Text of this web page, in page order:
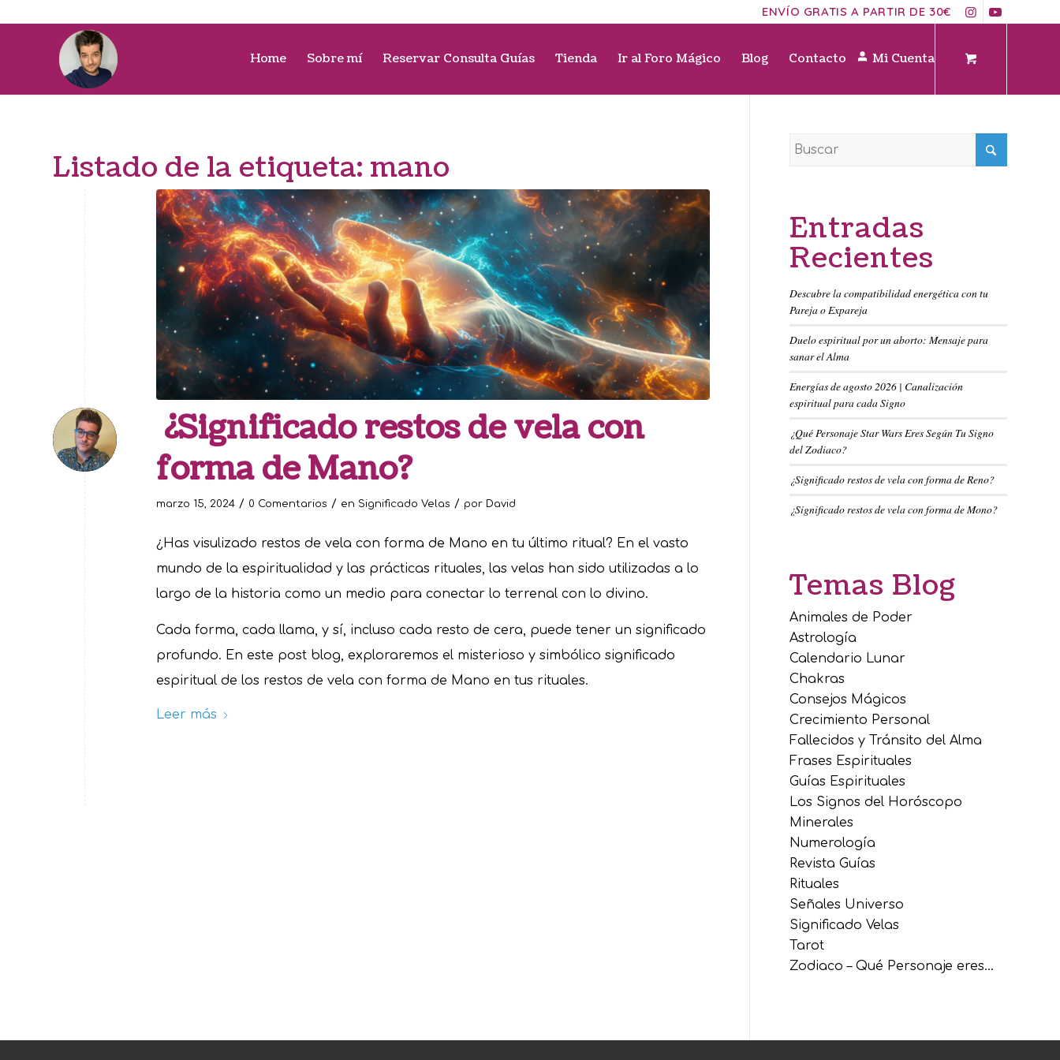
ENVÍO GRATIS A PARTIR DE 30€
Home Sobre mí Reservar Consulta Guías Tienda Ir al Foro Mágico Blog Contacto Mi Cuenta
Listado de la etiqueta: mano
¿Significado restos de vela con
forma de Mano?
marzo 15, 2024 / 0 Comentarios / en Significado Velas / por David
¿Has visulizado restos de vela con forma de Mano en tu último ritual? En el vasto
mundo de la espiritualidad y las prácticas rituales, las velas han sido utilizadas a lo
largo de la historia como un medio para conectar lo terrenal con lo divino.
Cada forma, cada llama, y sí, incluso cada resto de cera, puede tener un significado
profundo. En este post blog, exploraremos el misterioso y simbólico significado
espiritual de los restos de vela con forma de Mano en tus rituales.
Leer más
Entradas
Recientes
Descubre la compatibilidad energética con tu
Pareja o Expareja
Duelo espiritual por un aborto: Mensaje para
sanar el Alma
Energías de agosto 2026 | Canalización
espiritual para cada Signo
¿Qué Personaje Star Wars Eres Según Tu Signo
del Zodiaco?
¿Significado restos de vela con forma de Reno?
¿Significado restos de vela con forma de Mono?
Temas Blog
Animales de Poder
Astrología
Calendario Lunar
Chakras
Consejos Mágicos
Crecimiento Personal
Fallecidos y Tránsito del Alma
Frases Espirituales
Guías Espirituales
Los Signos del Horóscopo
Minerales
Numerología
Revista Guías
Rituales
Señales Universo
Significado Velas
Tarot
Zodiaco – Qué Personaje eres…